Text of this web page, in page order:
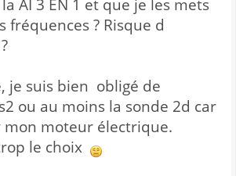
AI 3 EN 1 et que je les mets
fréquences ? Risque d
je suis bien obligé de
ou au moins la sonde 2d car
mon moteur électrique.
le choix